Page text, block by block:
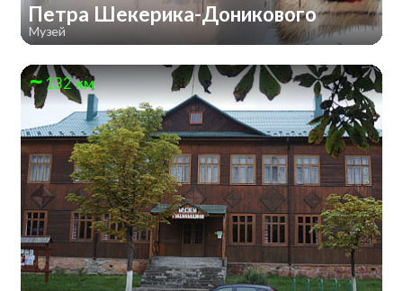
Петра Шекерика-Доникового
Музей
132 км